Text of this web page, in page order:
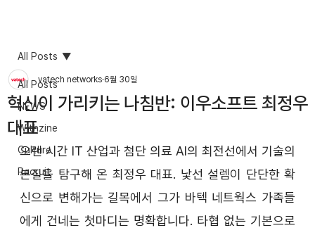
All Posts
NEWS
Withzine
Culture
Recruit
All Posts
혁신이 가리키는 나침반: 이우소프트 최정우
대표
vatech networks 6월 30일
오랜 시간 IT 산업과 첨단 의료 AI의 최전선에서 기술의
본질을 탐구해 온 최정우 대표. 낯선 설렘이 단단한 확
신으로 변해가는 길목에서 그가 바텍 네트웍스 가족들
에게 건네는 첫마디는 명확합니다. 타협 없는 기본으로